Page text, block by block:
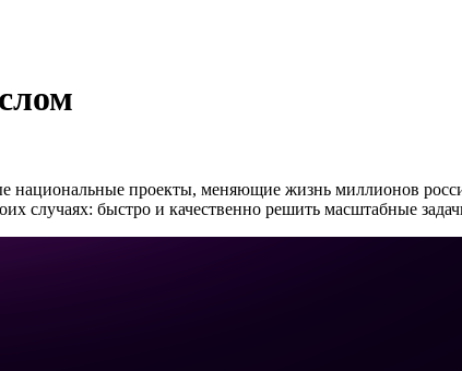
национальные проекты, меняющие жизнь миллионов
быстро и качественно решить масштабные